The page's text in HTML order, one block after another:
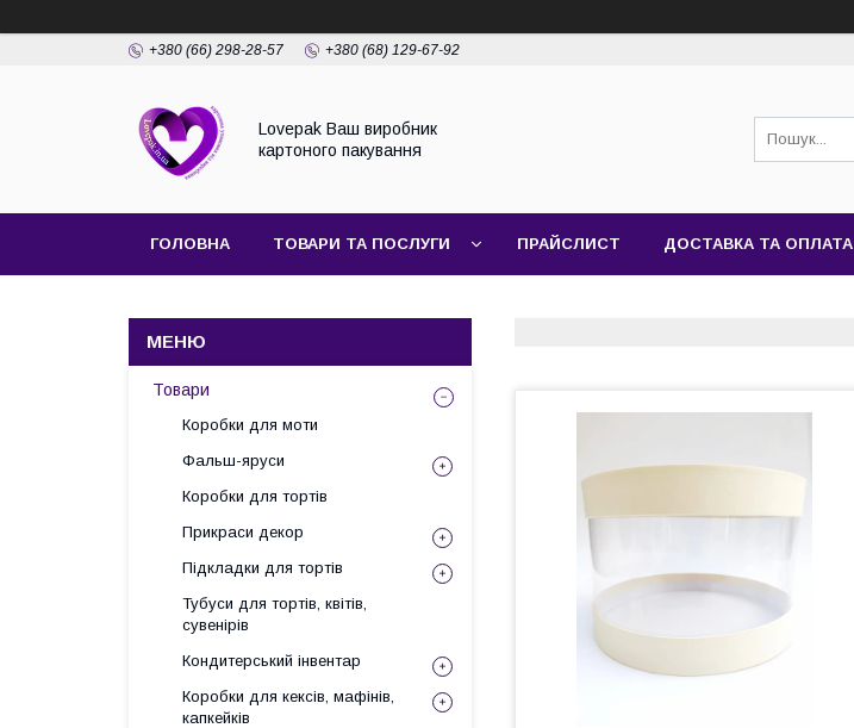
+380 (66) 298-28-57 +380 (68) 129-67-92
Lovepak Ваш виробник
картоного пакування
ГОЛОВНА ТОВАРИ ТА ПОСЛУГИ ПРАЙСЛИСТ ДОСТАВКА ТА ОПЛАТА
Товари
Коробки для моти
Фальш-яруси
Коробки для тортів
Прикраси декор
Підкладки для тортів
Тубуси для тортів, квітів,
сувенірів
Кондитерський інвентар
Коробки для кексів, мафінів,
капкейків